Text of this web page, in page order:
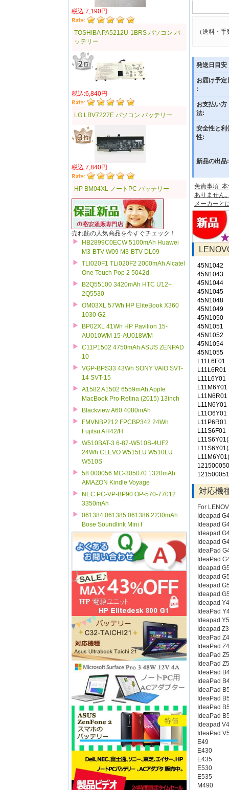
税込:7,190円
TOSHIBA PA5212U-1BRS パソコン バ
ッテリー
税込:6,840円
LG LBV7227E パソコン バッテリー
税込:7,840円
HP BM04XL ノートPC バッテリー
売れ筋の人気商品を今すぐチェック！
HB2899C0ECW 5100mAh Huawei
M3-BTV-W09 M3-BTV-DL09
TLI020F1 TLi020F2 2000mAh Alcatel
One Touch Pop 2 5042d
B2Q55100 3420mAh HTC U12+
2Q5530
OM03XL 57Wh HP EliteBook X360
1030 G2
BP02XL 41Wh HP Pavilion 15-
AU010WM 15-AU018WM
C11P1502 4750mAh ASUS ZENPAD
10
VGP-BPS33 43Wh SONY VAIO SVT-
14 SVT-15
A1582 A1502 6559mAh Apple
MacBook Pro Retina (2015) 13inch
Blackview A60 4080mAh
FMVNBP212 FPCBP342 24Wh
Fujitsu AH42/H
W510BAT-3 6-87-W510S-4UF2
24Wh CLEVO W515LU W510LU
W510S
58 000056 MC-305070 1320mAh
AMAZON Kindle Voyage
NEC PC-VP-BP90 OP-570-77012
3350mAh
061384 061385 061386 2230mAh
Bose Soundlink Mini I
（送料・
発送日目安
お届け予定
:
お支払い方
法:
安全性と利
性:
新品の出品:
免責事項:
ありません
メーカーと
45N1042
45N1043
45N1044
45N1045
45N1048
45N1049
45N1050
45N1051
45N1052
45N1054
45N1055
L11L6F01
L11L6R01
L11L6Y01
L11M6Y01
L11N6R01
L11N6Y01
L11O6Y01
L11P6R01
L11S6F01
121500050
121500051
対応機
For
Ideapad
Ideapad
Ideapad
Ideapad
IdeaPad
IdeaPad
Ideapad
Ideapad
Ideapad
Ideapad
Ideapad
IdeaPad
Ideapad
Ideapad
IdeaPad
IdeaPad
IdeaPad
IdeaPad
IdeaPad
IdeaPad
IdeaPad
IdeaPad
IdeaPad
IdeaPad
Ideapad
IdeaPad
E49
E430
E435
E530
E535
M490